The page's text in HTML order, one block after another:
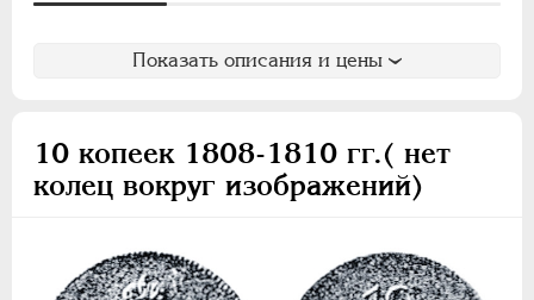
Показать описания и цены
10 копеек 1808-1810 гг.( нет
колец вокруг изображений)
НИКОЛАЙ II 1894-1917
ИНОСТРАННЫЕ 1768-1918